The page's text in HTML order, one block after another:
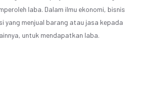
laba. Dalam ilmu ekonomi, bisnis
yang menjual barang atau jasa kepada
untuk mendapatkan laba.